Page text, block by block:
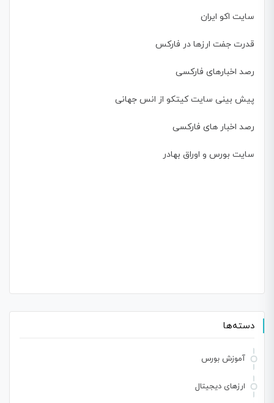
سایت اکو ایران
قدرت جفت ارزها در فارکس
رصد اخبارهای فارکسی
پیش بینی سایت کیتکو از انس جهانی
رصد اخبار های فارکسی
سایت بورس و اوراق بهادر
دسته‌ها
آموزش بورس
ارزهای دیجیتال